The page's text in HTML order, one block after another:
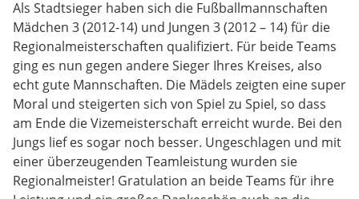
Als Stadtsieger haben sich die Fußballmannschaften
Mädchen 3 (2012-14) und Jungen 3 (2012 – 14) für die
Regionalmeisterschaften qualifiziert. Für beide Teams
ging es nun gegen andere Sieger Ihres Kreises, also
echt gute Mannschaften. Die Mädels zeigten eine super
Moral und steigerten sich von Spiel zu Spiel, so dass
am Ende die Vizemeisterschaft erreicht wurde. Bei den
Jungs lief es sogar noch besser. Ungeschlagen und mit
einer überzeugenden Teamleistung wurden sie
Regionalmeister! Gratulation an beide Teams für ihre